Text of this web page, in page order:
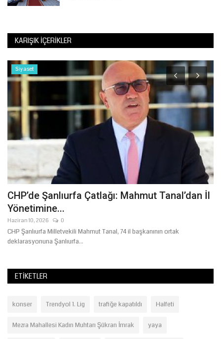
KARIŞIK İÇERIKLER
Siyaset
CHP’de Şanlıurfa Çatlağı: Mahmut Tanal’dan İl
Yönetimine...
Haziran 10, 2026 0
CHP Şanlıurfa Milletvekili Mahmut Tanal, 74 il başkanının ortak
deklarasyonuna Şanlıurfa...
ETIKETLER
konser Trendyol 1. Lig trafiğe kapatıldı Halfeti
Mezra Mahallesi Kadın Muhtarı Şükran İmrak yaya